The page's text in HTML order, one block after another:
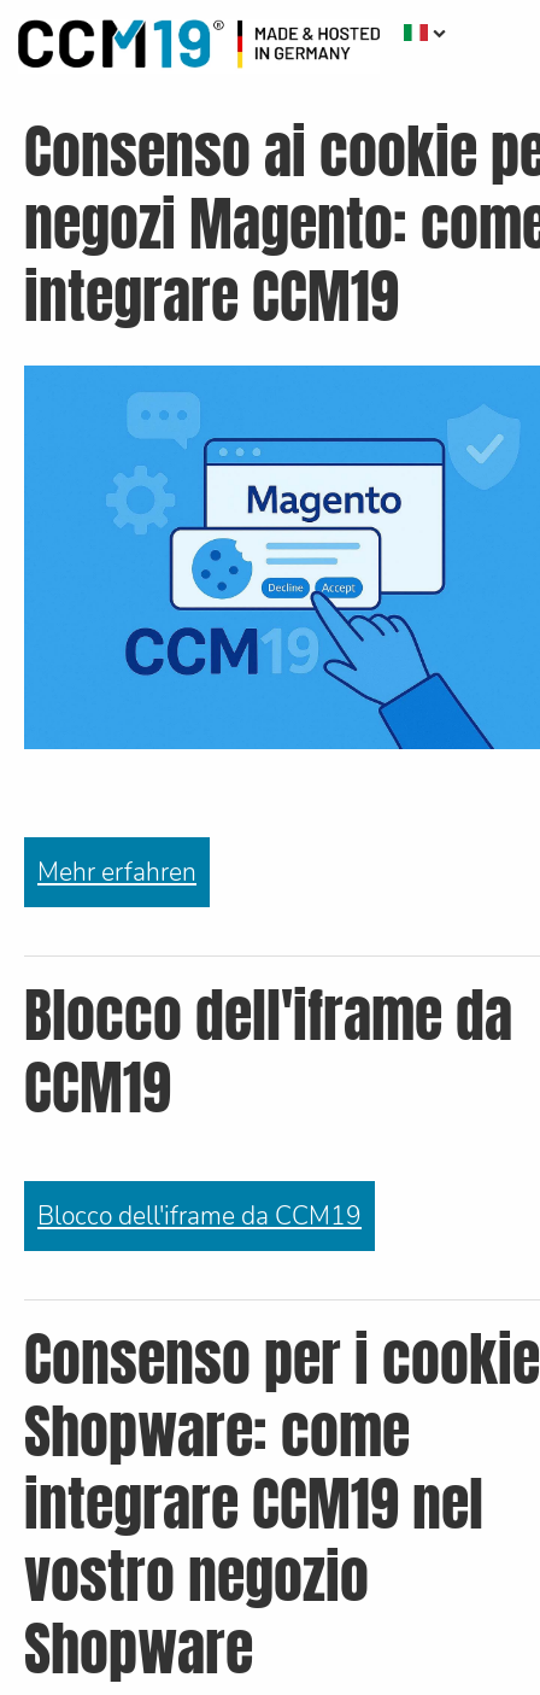
Consenso ai cookie
negozi Magento:
integrare CCM19
Mehr erfahren
Blocco dell'iframe da
CCM19
Blocco dell'iframe da CCM19
Consenso per i
Shopware: come
integrare CCM19 nel
vostro negozio
Shopware